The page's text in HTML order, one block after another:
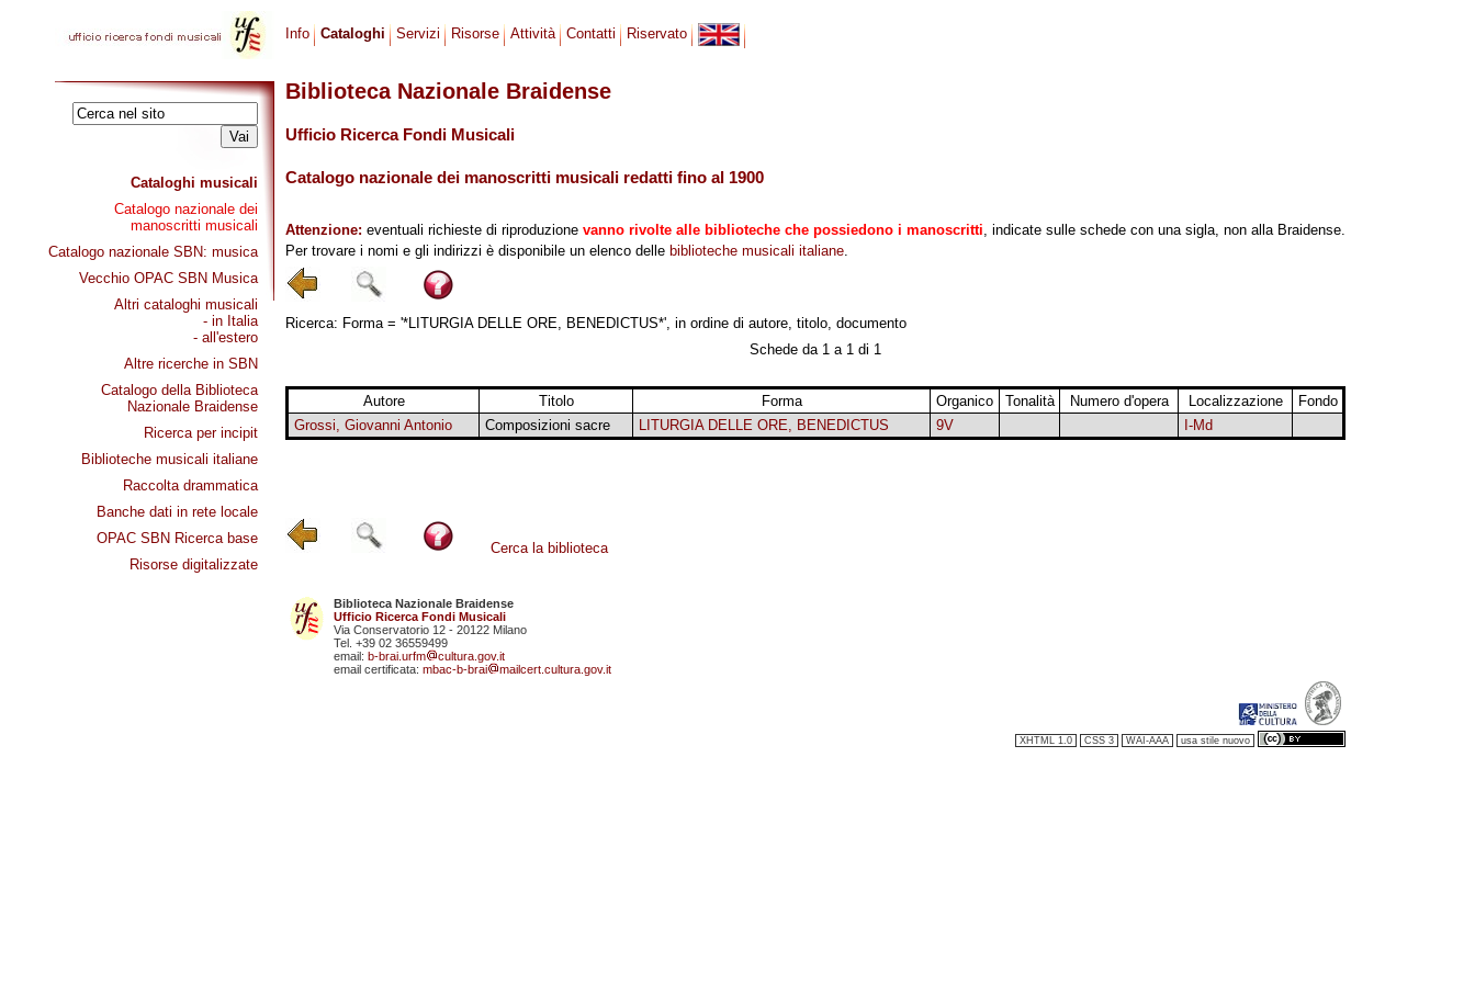
Cataloghi musicali
Catalogo nazionale dei
manoscritti musicali
Catalogo nazionale SBN: musica
Vecchio OPAC SBN Musica
Altri cataloghi musicali
- in Italia
- all'estero
Altre ricerche in SBN
Catalogo della Biblioteca
Nazionale Braidense
Ricerca per incipit
Biblioteche musicali italiane
Raccolta drammatica
Banche dati in rete locale
OPAC SBN Ricerca base
Risorse digitalizzate
Info Cataloghi Servizi Risorse Attività Contatti Riservato
Biblioteca Nazionale Braidense
Ufficio Ricerca Fondi Musicali
Catalogo nazionale dei manoscritti musicali redatti fino al 1900
Attenzione: eventuali richieste di riproduzione vanno rivolte alle biblioteche che possiedono i manoscritti, indicate sulle schede con una sigla, non alla Braidense.
Per trovare i nomi e gli indirizzi è disponibile un elenco delle biblioteche musicali italiane.
Ricerca: Forma = '*LITURGIA DELLE ORE, BENEDICTUS*', in ordine di autore, titolo, documento
Schede da 1 a 1 di 1
Autore Titolo Forma Organico Tonalità Numero d'opera Localizzazione
Fondo
Grossi, Giovanni Antonio
Composizioni sacre LITURGIA DELLE ORE, BENEDICTUS 9V I-Md
Cerca la biblioteca
Biblioteca Nazionale Braidense
Ufficio Ricerca Fondi Musicali
Via Conservatorio 12 - 20122 Milano
Tel. +39 02 36559499
email: b-brai.urfm
cultura.gov.it
email certificata: mbac-b-brai mailcert.cultura.gov.it
XHTML 1.0 CSS 3 WAI-AAA usa stile nuovo